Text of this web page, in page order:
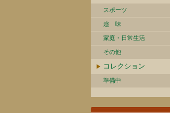
スポーツ
趣 味
家庭・日常生活
その他
コレクション
準備中